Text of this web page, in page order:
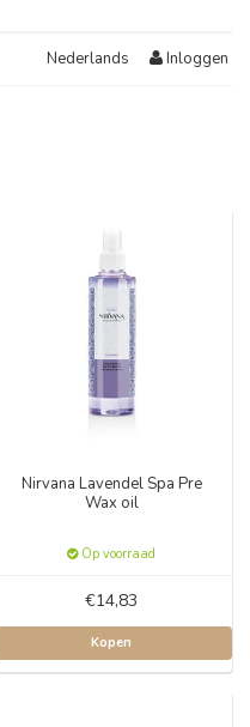
Nederlands Inloggen
Nirvana Lavendel Spa Pre
Wax oil
Op voorraad
€14,83
Kopen